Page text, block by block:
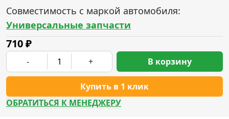
Совместимость с маркой автомобиля:
Универсальные запчасти
710₽
- +
Купить в 1 клик
В корзину
ОБРАТИТЬСЯ К МЕНЕДЖЕРУ